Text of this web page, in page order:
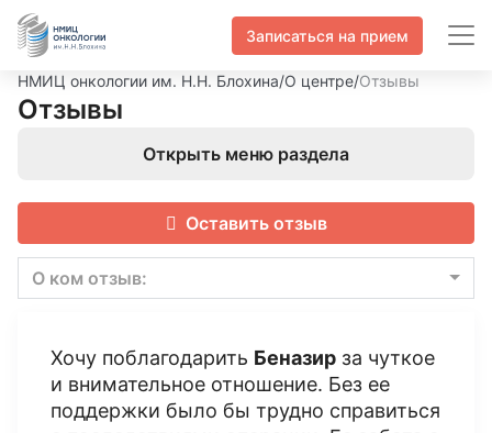
Записаться на прием
НМИЦ онкологии им. Н.Н. Блохина/О центре/Отзывы
Отзывы
Открыть меню раздела
Оставить отзыв
О ком отзыв:
Хочу поблагодарить Беназир за чуткое
и внимательное отношение. Без ее
поддержки было бы трудно справиться